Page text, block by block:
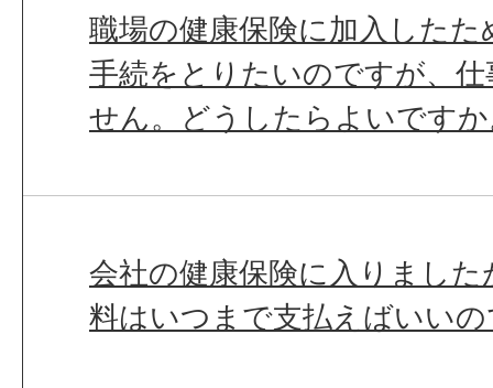
職場の健康保険に加入した
手続をとりたいのですが、
せん。どうしたらよいです
会社の健康保険に入りました
料はいつまで支払えばいい